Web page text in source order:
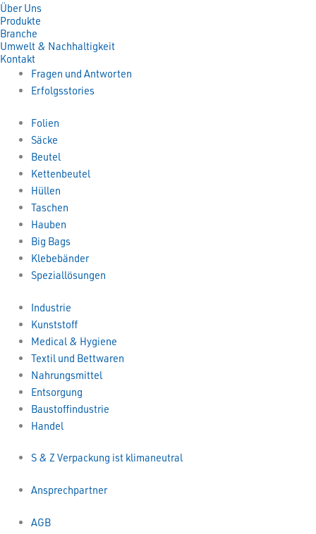
Über Uns
Produkte
Branche
Umwelt & Nachhaltigkeit
Kontakt
Fragen und Antworten
Erfolgsstories
Folien
Säcke
Beutel
Kettenbeutel
Hüllen
Taschen
Hauben
Big Bags
Klebebänder
Speziallösungen
Industrie
Kunststoff
Medical & Hygiene
Textil und Bettwaren
Nahrungsmittel
Entsorgung
Baustoffindustrie
Handel
S & Z Verpackung ist klimaneutral
Ansprechpartner
AGB